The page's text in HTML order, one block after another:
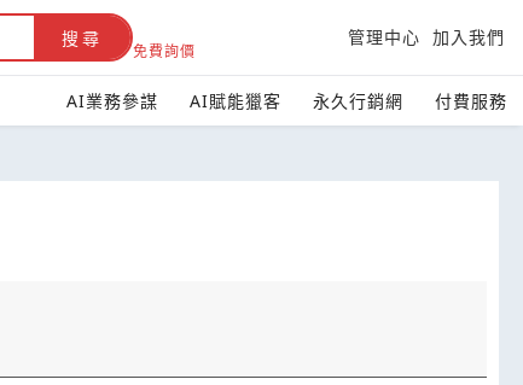
搜尋
免費詢價
管理中心 加入我們
AI業務參謀 AI賦能獵客 永久行銷網 付費服務